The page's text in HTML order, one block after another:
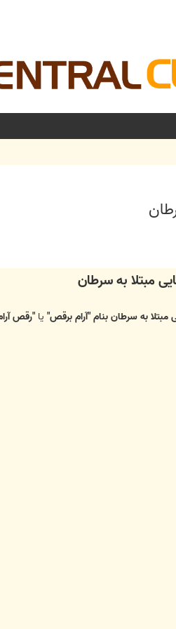
مبتلا به سرطان
به سرطان بنام "آرام برقص" یا "رقص